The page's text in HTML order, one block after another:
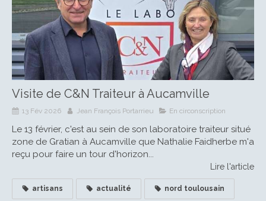
Visite de C&N Traiteur à Aucamville
13 Fév 2026 Jean François Portarrieu En circonscription
Le 13 février, c'est au sein de son laboratoire traiteur situé
zone de Gratian à Aucamville que Nathalie Faidherbe m'a
reçu pour faire un tour d'horizon...
Lire l'article
artisans actualité nord toulousain